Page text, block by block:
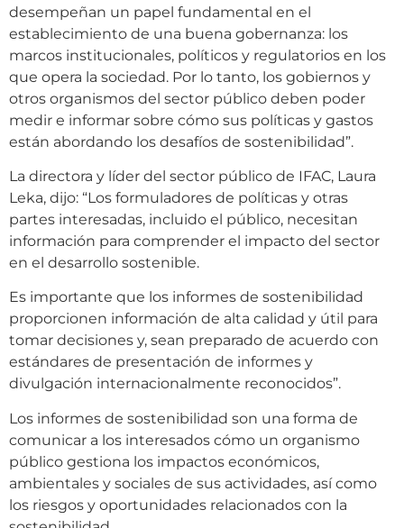
desempeñan un papel fundamental en el
establecimiento de una buena gobernanza: los
marcos institucionales, políticos y regulatorios en los
que opera la sociedad. Por lo tanto, los gobiernos y
otros organismos del sector público deben poder
medir e informar sobre cómo sus políticas y gastos
están abordando los desafíos de sostenibilidad”.
La directora y líder del sector público de IFAC, Laura
Leka, dijo: “Los formuladores de políticas y otras
partes interesadas, incluido el público, necesitan
información para comprender el impacto del sector
en el desarrollo sostenible.
Es importante que los informes de sostenibilidad
proporcionen información de alta calidad y útil para
tomar decisiones y, sean preparado de acuerdo con
estándares de presentación de informes y
divulgación internacionalmente reconocidos”.
Los informes de sostenibilidad son una forma de
comunicar a los interesados cómo un organismo
público gestiona los impactos económicos,
ambientales y sociales de sus actividades, así como
los riesgos y oportunidades relacionados con la